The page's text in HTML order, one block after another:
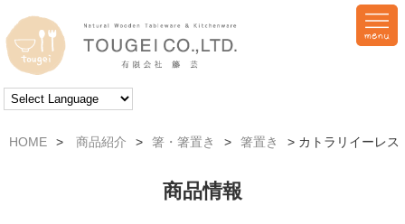
HOME > 商品紹介 > 箸・箸置き > 箸置き > カトラリイーレス
商品情報